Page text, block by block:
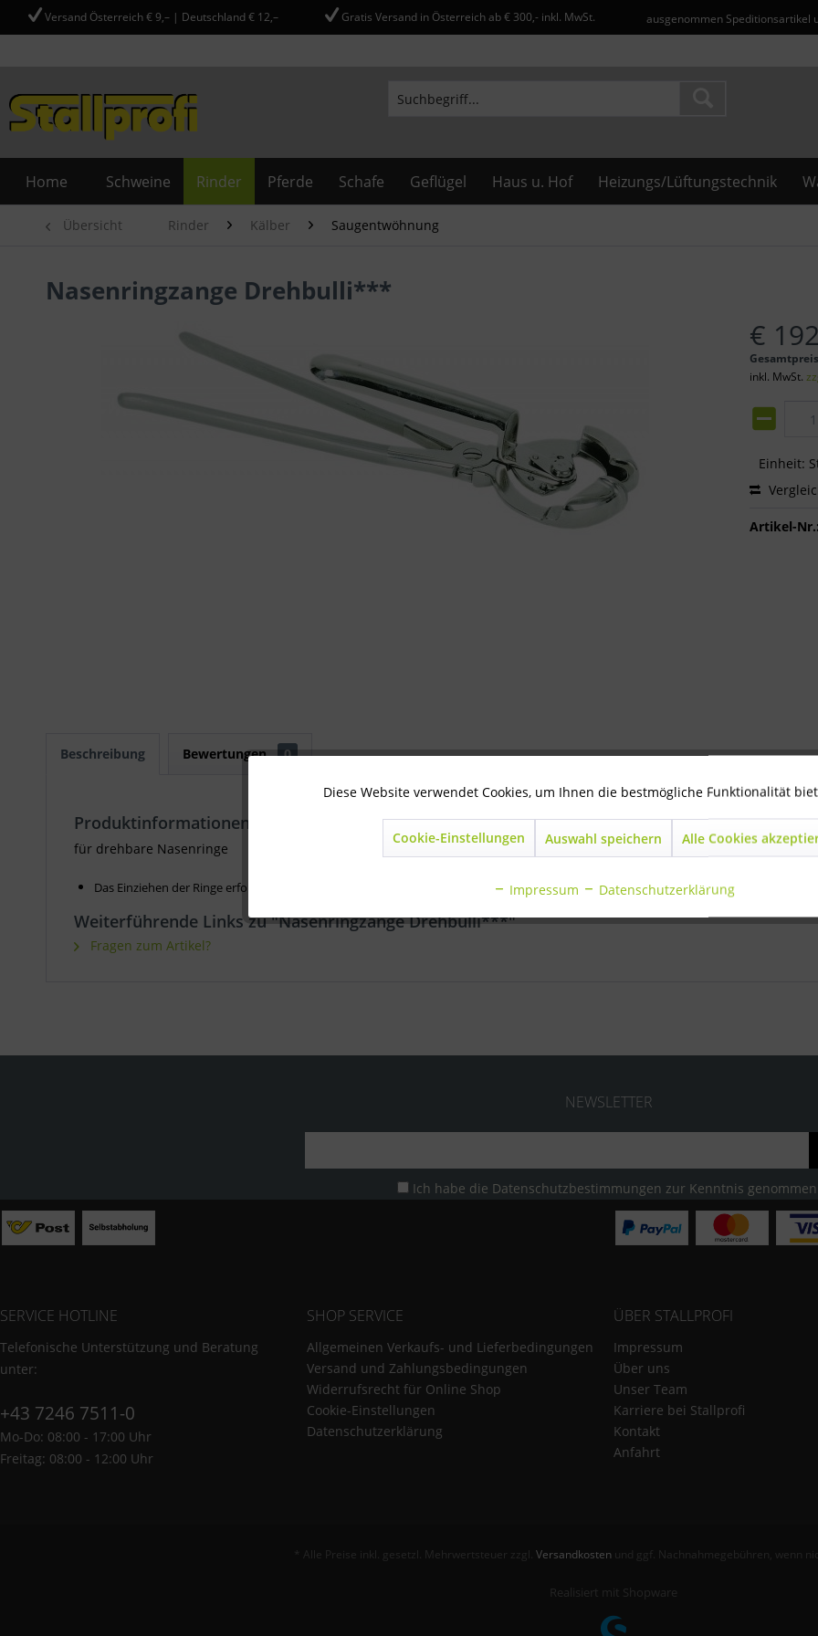
Versand Österreich € 9,– | Deutschland € 12,– Gratis Versand in Österreich ab € 300,- inkl. MwSt. ausgenommen Speditionsartikel
Home Schweine Rinder Pferde Schafe Geflügel Haus u. Hof Heizungs/Lüftungstechnik
Übersicht Rinder Kälber Saugentwöhnung
Nasenringzange Drehbulli***
€
inkl. MwSt.
Einheit:
Artikel-Nr.:
Beschreibung Bewertungen 0
Produktinformationen "Nasenringzange Drehbulli***"
für drehbare Nasenringe
Das Einziehen der Ringe erfolgt ohne Vorlochen der Nasenscheidewand
Weiterführende Links zu "Nasenringzange Drehbulli***"
Fragen zum Artikel?
NEWSLETTER
Ich habe die Datenschutzbestimmungen zur Kenntnis
SERVICE HOTLINE
Telefonische Unterstützung und Beratung
unter:
+43 7246 7511-0
Mo-Do: 08:00 - 17:00 Uhr
Freitag: 08:00 - 12:00 Uhr
SHOP SERVICE
Allgemeinen Verkaufs- und Lieferbedingungen
Versand und Zahlungsbedingungen
Widerrufsrecht für Online Shop
Cookie-Einstellungen
Datenschutzerklärung
ÜBER STALLPROFI
Impressum
Über uns
Unser Team
Karriere bei Stallprofi
Kontakt
Anfahrt
* Alle Preise inkl. gesetzl. Mehrwertsteuer zzgl. Versandkostenund ggf. Nachnahmegebühren, wenn
Realisiert mit Shopware
Technisch notwendig
Diese Website verwendet Cookies, um Ihnen die bestmögliche Funktionalität
Cookie-Einstellungen Auswahl speichern Alle Cookies
Impressum Datenschutzerklärung